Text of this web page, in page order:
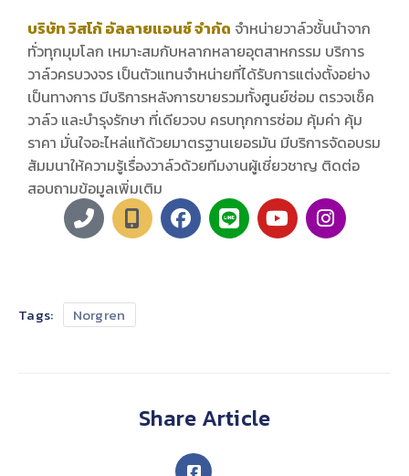
บริษัท วิสโก้ อัลลายแอนซ์ จำกัด จำหน่ายวาล์วชั้นนำจาก
ทั่วทุกมุมโลก เหมาะสมกับหลากหลายอุตสาหกรรม บริการ
วาล์วครบวงจร เป็นตัวแทนจำหน่ายที่ได้รับการแต่งตั้งอย่าง
เป็นทางการ มีบริการหลังการขายรวมทั้งศูนย์ซ่อม ตรวจเช็ค
วาล์ว และบำรุงรักษา ที่เดียวจบ ครบทุกการซ่อม คุ้มค่า คุ้ม
ราคา มั่นใจอะไหล่แท้ด้วยมาตรฐานเยอรมัน มีบริการจัดอบรม
สัมมนาให้ความรู้เรื่องวาล์วด้วยทีมงานผู้เชี่ยวชาญ ติดต่อ
สอบถามข้อมูลเพิ่มเติม
Tags: Norgren
Share Article